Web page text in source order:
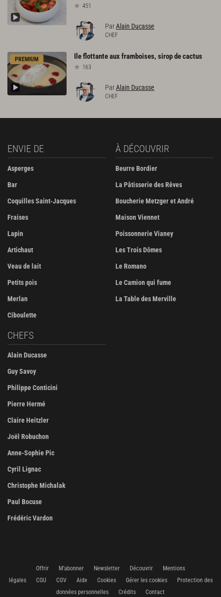
451
ParAlain Ducasse
CHEF
PREMIUM Ileflottanteauxframboises, siropdecactus
163
ParAlain Ducasse
CHEF
ENVIE DE
Asperges
Bar
Coquilles Saint-Jacques
Fraises
Lapin
Artichaut
Veau de lait
Petits pois
Merlan
Ciboulette
À DÉCOUVRIR
Beurre Bordier
La Pâtisserie des Rêves
Boucherie Metzger et André
Maison Viennet
Poissonnerie Vianey
Les Trois Dômes
Le Romano
Le Camion qui fume
La Table des Merville
CHEFS
Alain Ducasse
Guy Savoy
Philippe Conticini
Pierre Hermé
Claire Heitzler
Joël Robuchon
Anne-Sophie Pic
Cyril Lignac
Christophe Michalak
Paul Bocuse
Frédéric Vardon
Offrir M'abonner Newsletter Découvrir
Mentions
légales
CGU CGV Aide Cookies Gérer les cookies
Protection des
données personnelles
Crédits Contact